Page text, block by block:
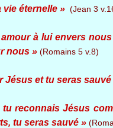
vie éternelle » (Jean 3
à lui envers
nous » (Romains 5 v.8)
Jésus et tu seras sauvé
tu reconnais Jésus
tu seras sauvé »